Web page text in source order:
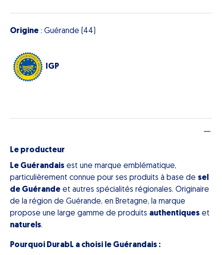
Origine : Guérande (44)
IGP
Le producteur
Le Guérandais est une marque emblématique,
particulièrement connue pour ses produits à base de sel
de Guérande et autres spécialités régionales. Originaire
de la région de Guérande, en Bretagne, la marque
propose une large gamme de produits authentiques et
naturels.
Pourquoi DurabL a choisi le Guérandais :